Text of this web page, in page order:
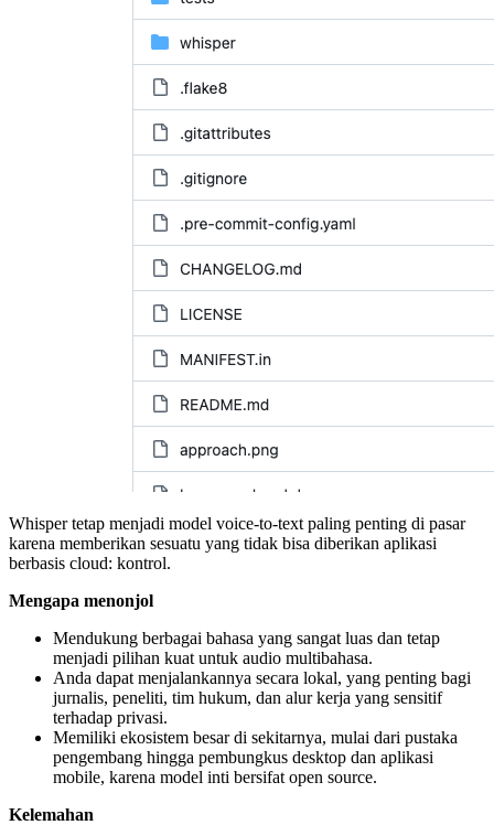
Whisper tetap menjadi model voice-to-text paling penting di pasar
karena memberikan sesuatu yang tidak bisa diberikan aplikasi
berbasis cloud: kontrol.
Mengapa menonjol
Mendukung berbagai bahasa yang sangat luas dan tetap
menjadi pilihan kuat untuk audio multibahasa.
Anda dapat menjalankannya secara lokal, yang penting bagi
jurnalis, peneliti, tim hukum, dan alur kerja yang sensitif
terhadap privasi.
Memiliki ekosistem besar di sekitarnya, mulai dari pustaka
pengembang hingga pembungkus desktop dan aplikasi
mobile, karena model inti bersifat open source.
Kelemahan